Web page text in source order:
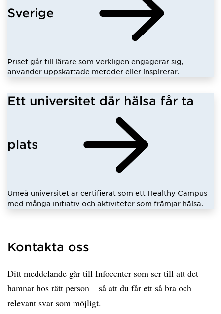
Sverige
Priset går till lärare som verkligen engagerar sig,
använder uppskattade metoder eller inspirerar.
Ett universitet där hälsa får ta
plats
Umeå universitet är certifierat som ett Healthy Campus
med många initiativ och aktiviteter som främjar hälsa.
Kontakta oss
Ditt meddelande går till Infocenter som ser till att det
hamnar hos rätt person – så att du får ett så bra och
relevant svar som möjligt.